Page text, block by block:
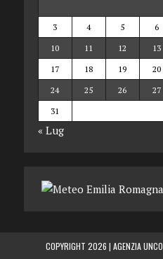
3
4 5 6
10
11 12 13
17
18 19 20
24
25 26 27
31
« Lug
COPYRIGHT 2026 |AGENZIA